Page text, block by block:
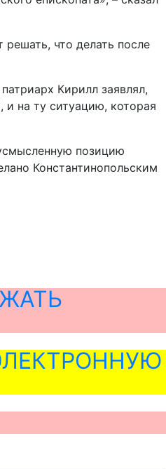
что делать после
Кирилл заявлял,
и на ту ситуацию, которая
позицию
Константинопольским